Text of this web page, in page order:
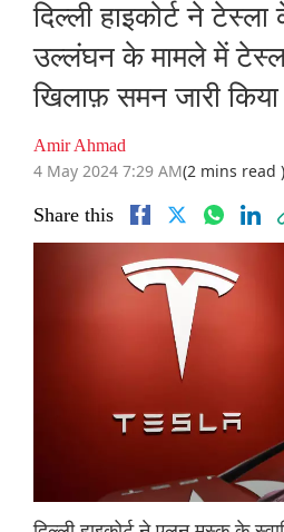
दिल्ली हाइकोर्ट ने
उल्लंघन के मामले में
खिलाफ़ समन जारी किया
Amir Ahmad
4 May 2024 7:29 AM(2 mins read )
Share this